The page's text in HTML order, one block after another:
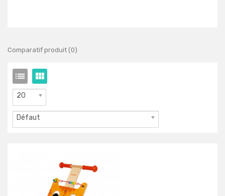
Comparatif produit (0)
20
Défaut